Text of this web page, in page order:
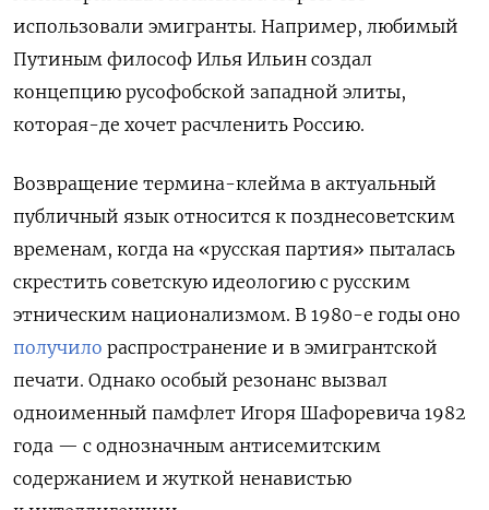
использовали эмигранты. Например, любимый
Путиным философ Илья Ильин создал
концепцию русофобской западной элиты,
которая-де хочет расчленить Россию.
Возвращение термина-клейма в актуальный
публичный язык относится к позднесоветским
временам, когда на «русская партия» пыталась
скрестить советскую идеологию с русским
этническим национализмом. В 1980-е годы оно
получило распространение и в эмигрантской
печати. Однако особый резонанс вызвал
одноименный памфлет Игоря Шафоревича 1982
года — с однозначным антисемитским
содержанием и жуткой ненавистью